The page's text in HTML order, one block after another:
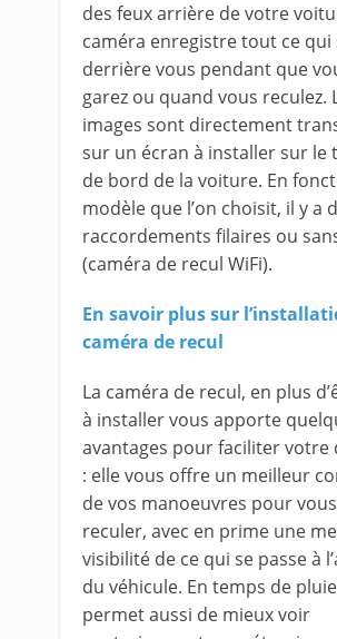
des feux arrière de votre
caméra enregistre tout ce qui
derrière vous pendant que
garez ou quand vous reculez.
images sont directement
sur un écran à installer sur le
de bord de la voiture. En
modèle que l’on choisit, il y a
raccordements filaires ou
(caméra de recul WiFi).
En savoir plus sur
caméra de recul
La caméra de recul, en plus
à installer vous apporte
avantages pour faciliter votre
: elle vous offre un meilleur
de vos manoeuvres pour
reculer, avec en prime une
visibilité de ce qui se passe à
du véhicule. En temps de
permet aussi de mieux voir